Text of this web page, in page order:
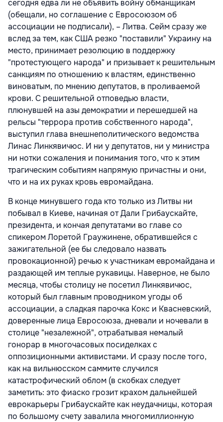
сегодня едва ли не объявить войну обманщикам
(обещали, но соглашение с Евросоюзом об
ассоциации не подписали), – Литва. Сейм сразу же
вслед за тем, как США резко "поставили" Украину на
место, принимает резолюцию в поддержку
"протестующего народа" и призывает к решительным
санкциям по отношению к властям, единственно
виноватым, по мнению депутатов, в проливаемой
крови. С решительной отповедью власти,
плюнувшей на азы демократии и перешедшей на
рельсы "террора против собственного народа",
выступил глава внешнеполитического ведомства
Линас Линкявичюс. И ни у депутатов, ни у министра
ни нотки сожаления и понимания того, что к этим
трагическим событиям напрямую причастны и они,
что и на их руках кровь евромайдана.
В конце минувшего года кто только из Литвы ни
побывал в Киеве, начиная от Дали Грибаускайте,
президента, и кончая депутатами во главе со
спикером Лоретой Граужинене, обратившейся с
зажигательной (ее бы следовало назвать
провокационной) речью к участникам евромайдана и
раздающей им теплые рукавицы. Наверное, не было
месяца, чтобы столицу не посетил Линкявичюс,
который был главным проводником угоды об
ассоциации, а сладкая парочка Кокс и Квасневский,
доверенные лица Евросоюза, дневали и ночевали в
столице "незалежной", отрабатывая немалый
гонорар в многочасовых посиделках с
оппозиционными активистами. И сразу после того,
как на вильнюсском саммите случился
катастрофический облом (в скобках следует
заметить: это фиаско грозит крахом дальнейшей
еврокарьеры Грибаускайте как неудачницы, которая
по большому счету завалила многомиллионную